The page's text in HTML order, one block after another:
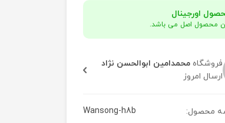
اورجینال
محصول اصل می باشد.
فروشگاهمحمدامین ابوالحسن نژاد
ارسال امروز
محصول: Wansong-h8b